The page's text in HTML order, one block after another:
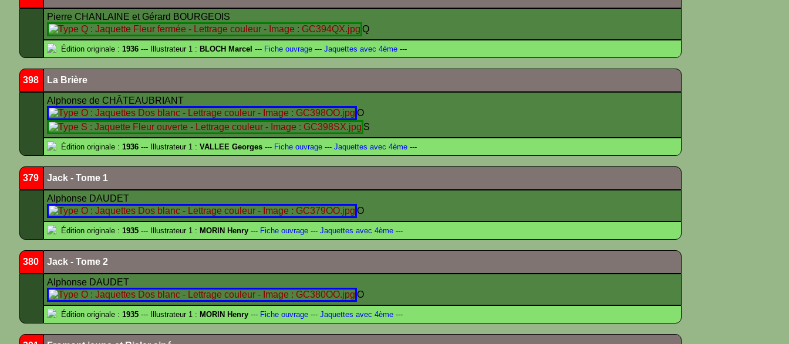
Pierre CHANLAINE et Gérard BOURGEOIS
Q
Édition originale : 1936 --- Illustrateur 1 : BLOCH Marcel --- Fiche ouvrage --- Jaquettes avec 4ème ---
398 La Brière
Alphonse de CHÂTEAUBRIANT
O
S
Édition originale : 1936 --- Illustrateur 1 : VALLEE Georges --- Fiche ouvrage --- Jaquettes avec 4ème ---
379 Jack - Tome 1
Alphonse DAUDET
O
Édition originale : 1935 --- Illustrateur 1 : MORIN Henry --- Fiche ouvrage --- Jaquettes avec 4ème ---
380 Jack - Tome 2
Alphonse DAUDET
O
Édition originale : 1935 --- Illustrateur 1 : MORIN Henry --- Fiche ouvrage --- Jaquettes avec 4ème ---